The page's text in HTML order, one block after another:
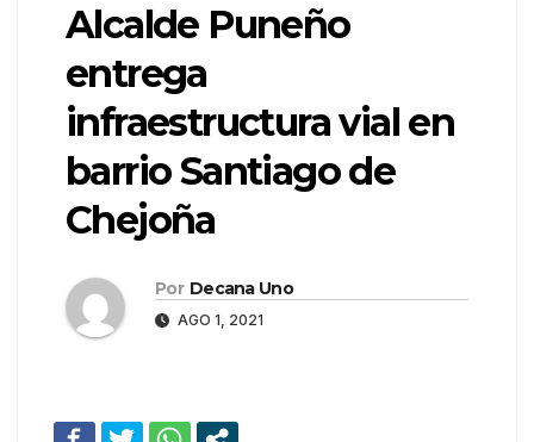
Alcalde Puneño
entrega
infraestructura vial en
barrio Santiago de
Chejoña
Por Decana Uno
AGO 1, 2021